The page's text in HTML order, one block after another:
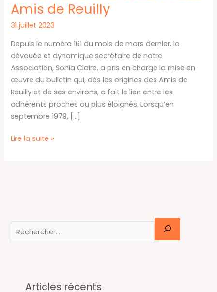
Amis de Reuilly
31 juillet 2023
Depuis le numéro 161 du mois de mars dernier, la
dévouée et dynamique secrétaire de notre
Association, Sonia Claire, a pris en charge la mise en
œuvre du bulletin qui, dès les origines des Amis de
Reuilly et de ses environs, a fait le lien entre les
adhérents proches ou plus éloignés. Lorsqu’en
septembre 1979, […]
du
bulletin
Amis
Lire la suite »
R
Articles récents